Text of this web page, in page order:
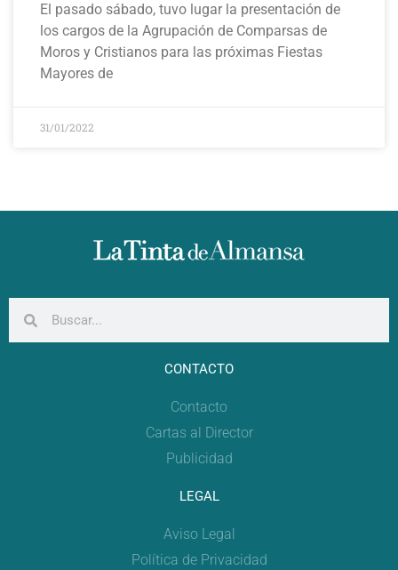
El pasado sábado, tuvo lugar la presentación de
los cargos de la Agrupación de Comparsas de
Moros y Cristianos para las próximas Fiestas
Mayores de
31/01/2022
CONTACTO
Contacto
Cartas al Director
Publicidad
LEGAL
Aviso Legal
Política de Privacidad